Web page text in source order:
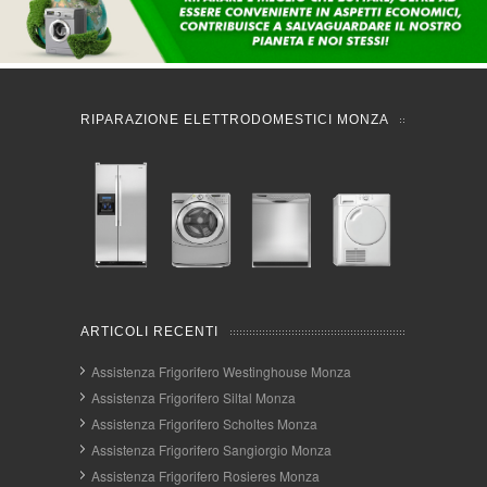
RIPARAZIONE ELETTRODOMESTICI MONZA
ARTICOLI RECENTI
Assistenza Frigorifero Westinghouse Monza
Assistenza Frigorifero Siltal Monza
Assistenza Frigorifero Scholtes Monza
Assistenza Frigorifero Sangiorgio Monza
Assistenza Frigorifero Rosieres Monza